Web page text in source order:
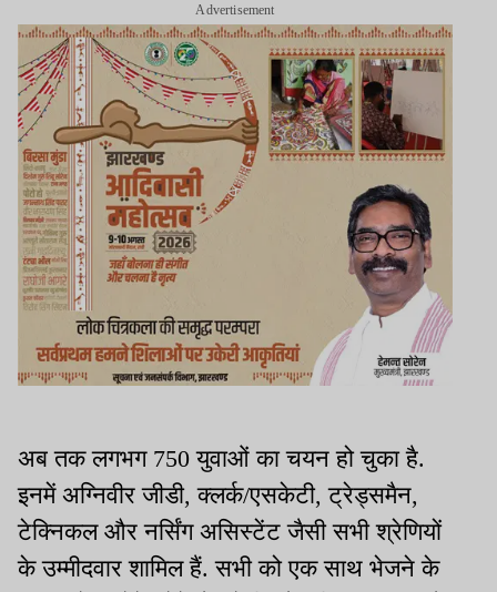
Advertisement
अब तक लगभग 750 युवाओं का चयन हो चुका है.
इनमें अग्निवीर जीडी, क्लर्क/एसकेटी, ट्रेड्समैन,
टेक्निकल और नर्सिंग असिस्टेंट जैसी सभी श्रेणियों
के उम्मीदवार शामिल हैं. सभी को एक साथ भेजने के